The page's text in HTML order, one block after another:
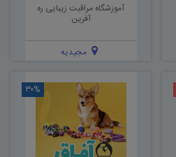
آموزشگاه مراقبت زیبایی ره
آفرین
مجیدیه
۳۰%